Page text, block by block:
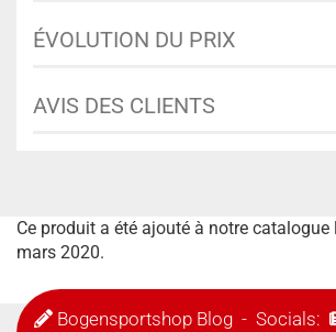
ÉVOLUTION DU PRIX
AVIS DES CLIENTS
Ce produit a été ajouté à notre catalogue
mars 2020.
Bogensportshop Blog- Socials: